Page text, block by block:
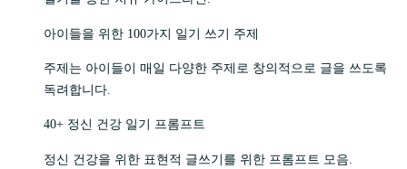
아이들을 위한 100가지 일기 쓰기 주제
주제는 아이들이 매일 다양한 주제로 창의적으로 글을 쓰도록
독려합니다.
40+ 정신 건강 일기 프롬프트
정신 건강을 위한 표현적 글쓰기를 위한 프롬프트 모음.